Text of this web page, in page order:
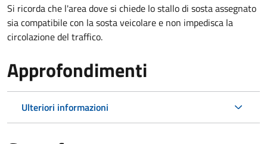
Si ricorda che l'area dove si chiede lo stallo di sosta assegnato
sia compatibile con la sosta veicolare e non impedisca la
circolazione del traffico.
Approfondimenti
Ulteriori informazioni